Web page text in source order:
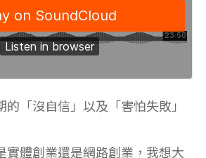
「沒自信」以及「害怕失敗」
實體創業還是網路創業，我想大